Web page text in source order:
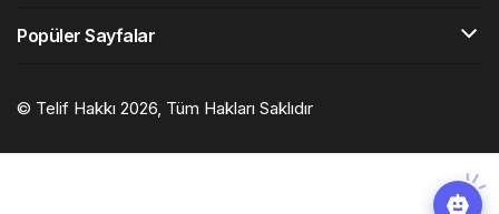
Popüler Sayfalar
© Telif Hakkı 2026, Tüm Hakları Saklıdır